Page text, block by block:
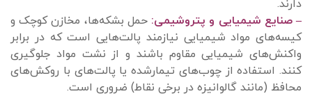
دارند.
– صنایع شیمیایی و پتروشیمی: حمل بشکه‌ها، مخازن کوچک و
کیسه‌های مواد شیمیایی نیازمند پالت‌هایی است که در برابر
واکنش‌های شیمیایی مقاوم باشند و از نشت مواد جلوگیری
کنند. استفاده از چوب‌های تیمارشده یا پالت‌های با روکش‌های
محافظ (مانند گالوانیزه در برخی نقاط) ضروری است.